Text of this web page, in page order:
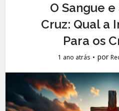
O Sangue
Cruz: Qual a
Para os
1 ano atrás por